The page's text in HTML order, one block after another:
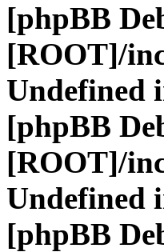
[phpBB
[ROOT]/
Undefined
[phpBB
[ROOT]/
Undefined
[phpBB